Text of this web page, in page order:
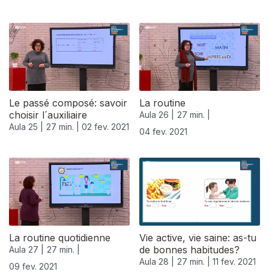
Le passé composé: savoir
choisir l´auxiliaire
Aula 25 | 27 min. | 02 fev. 2021
La routine
Aula 26 |
27 min. |
04 fev. 2021
La routine quotidienne
Aula 27 |
27 min. |
09 fev. 2021
Vie active, vie saine: as-tu
de bonnes habitudes?
Aula 28 | 27 min. | 11 fev. 2021